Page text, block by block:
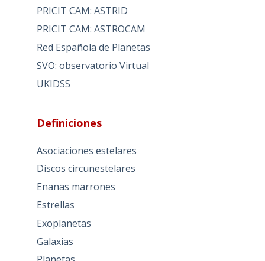
PRICIT CAM: ASTRID
PRICIT CAM: ASTROCAM
Red Española de Planetas
SVO: observatorio Virtual
UKIDSS
Definiciones
Asociaciones estelares
Discos circunestelares
Enanas marrones
Estrellas
Exoplanetas
Galaxias